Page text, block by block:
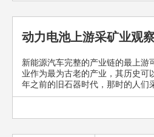
动力电池上游采矿业观
新能源汽车完整的产业链的最上游
业作为最为古老的产业，其历史可
年之前的旧石器时代，那时的人们